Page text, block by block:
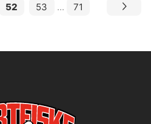
52 53 ... 71